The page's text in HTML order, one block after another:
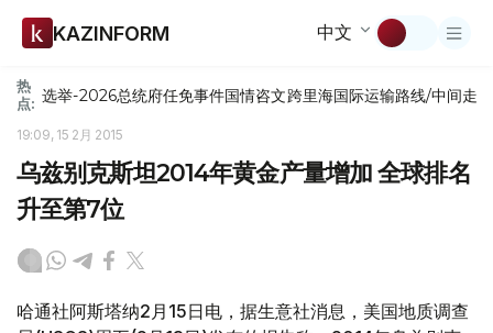
KAZINFORM 中文
热
点: 选举-2026总统府任免事件国情咨文跨里海国际运输路线/中间走廊
19:09, 15 2月 2015
乌兹别克斯坦2014年黄金产量增加 全球排名
升至第7位
哈通社阿斯塔纳2月15日电，据生意社消息，美国地质调查